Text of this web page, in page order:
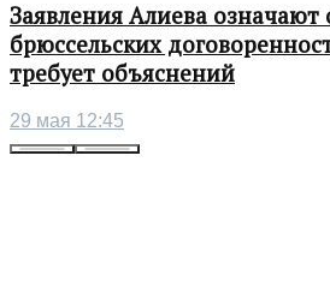
Заявления Алиева означают
брюссельских
требует объяснений
29 мая 12:45